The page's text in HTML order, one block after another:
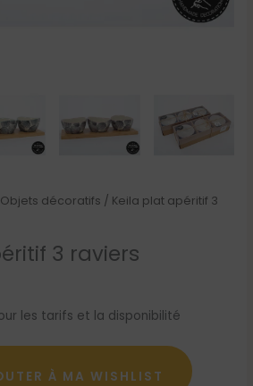
Objets décoratifs / Keila plat apéritif 3
3 raviers
les tarifs et la disponibilité
À MA WISHLIST